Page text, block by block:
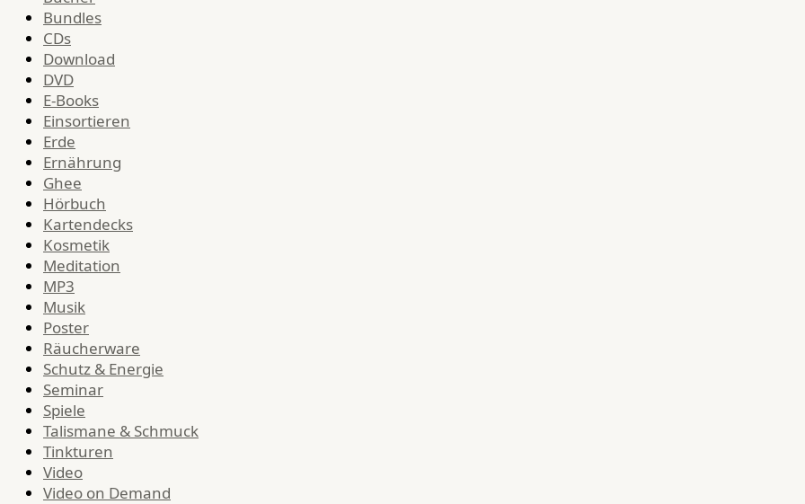
Bundles
CDs
Download
DVD
E-Books
Einsortieren
Erde
Ernährung
Ghee
Hörbuch
Kartendecks
Kosmetik
Meditation
MP3
Musik
Poster
Räucherware
Schutz & Energie
Seminar
Spiele
Talismane & Schmuck
Tinkturen
Video
Video on Demand